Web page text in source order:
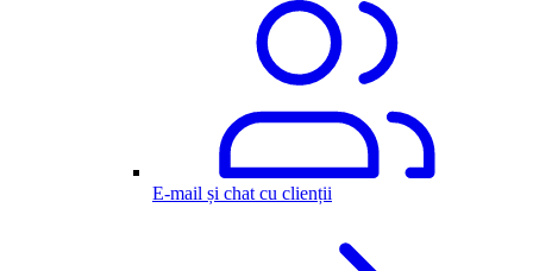
E-mail și chat cu clienții